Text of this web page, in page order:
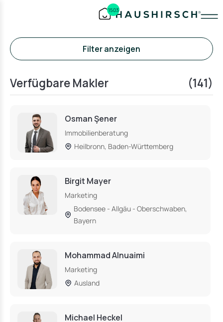
1503
Filter anzeigen
Verfügbare Makler (141)
Osman Şener
Immobilienberatung
Heilbronn, Baden-Württemberg
Birgit Mayer
Marketing
Bodensee - Allgäu - Oberschwaben,
Bayern
Mohammad Alnuaimi
Marketing
Ausland
Michael Heckel